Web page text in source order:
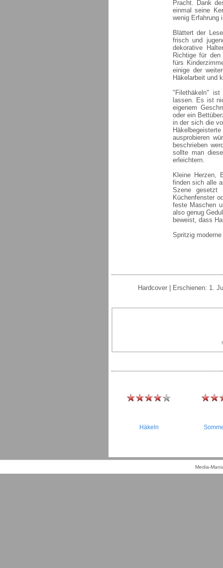
Pracht. Dank
einmal seine
wenig Erfahrung
Blättert der
frisch und
dekorative
Richtige für
fürs
einige der
Häkelarbeit und
"Filethäkeln"
lassen. Es ist
eigenem
oder ein
in der sich die
ausprobieren
beschrieben
sollte man
erleichtern.
Kleine Herzen,
finden sich alle
Szene gesetzt
Küchenfenster
feste Maschen
also genug
beweist, dass
Spritzig
Hardcover | Erschienen: 1.
Häkeln
Media-